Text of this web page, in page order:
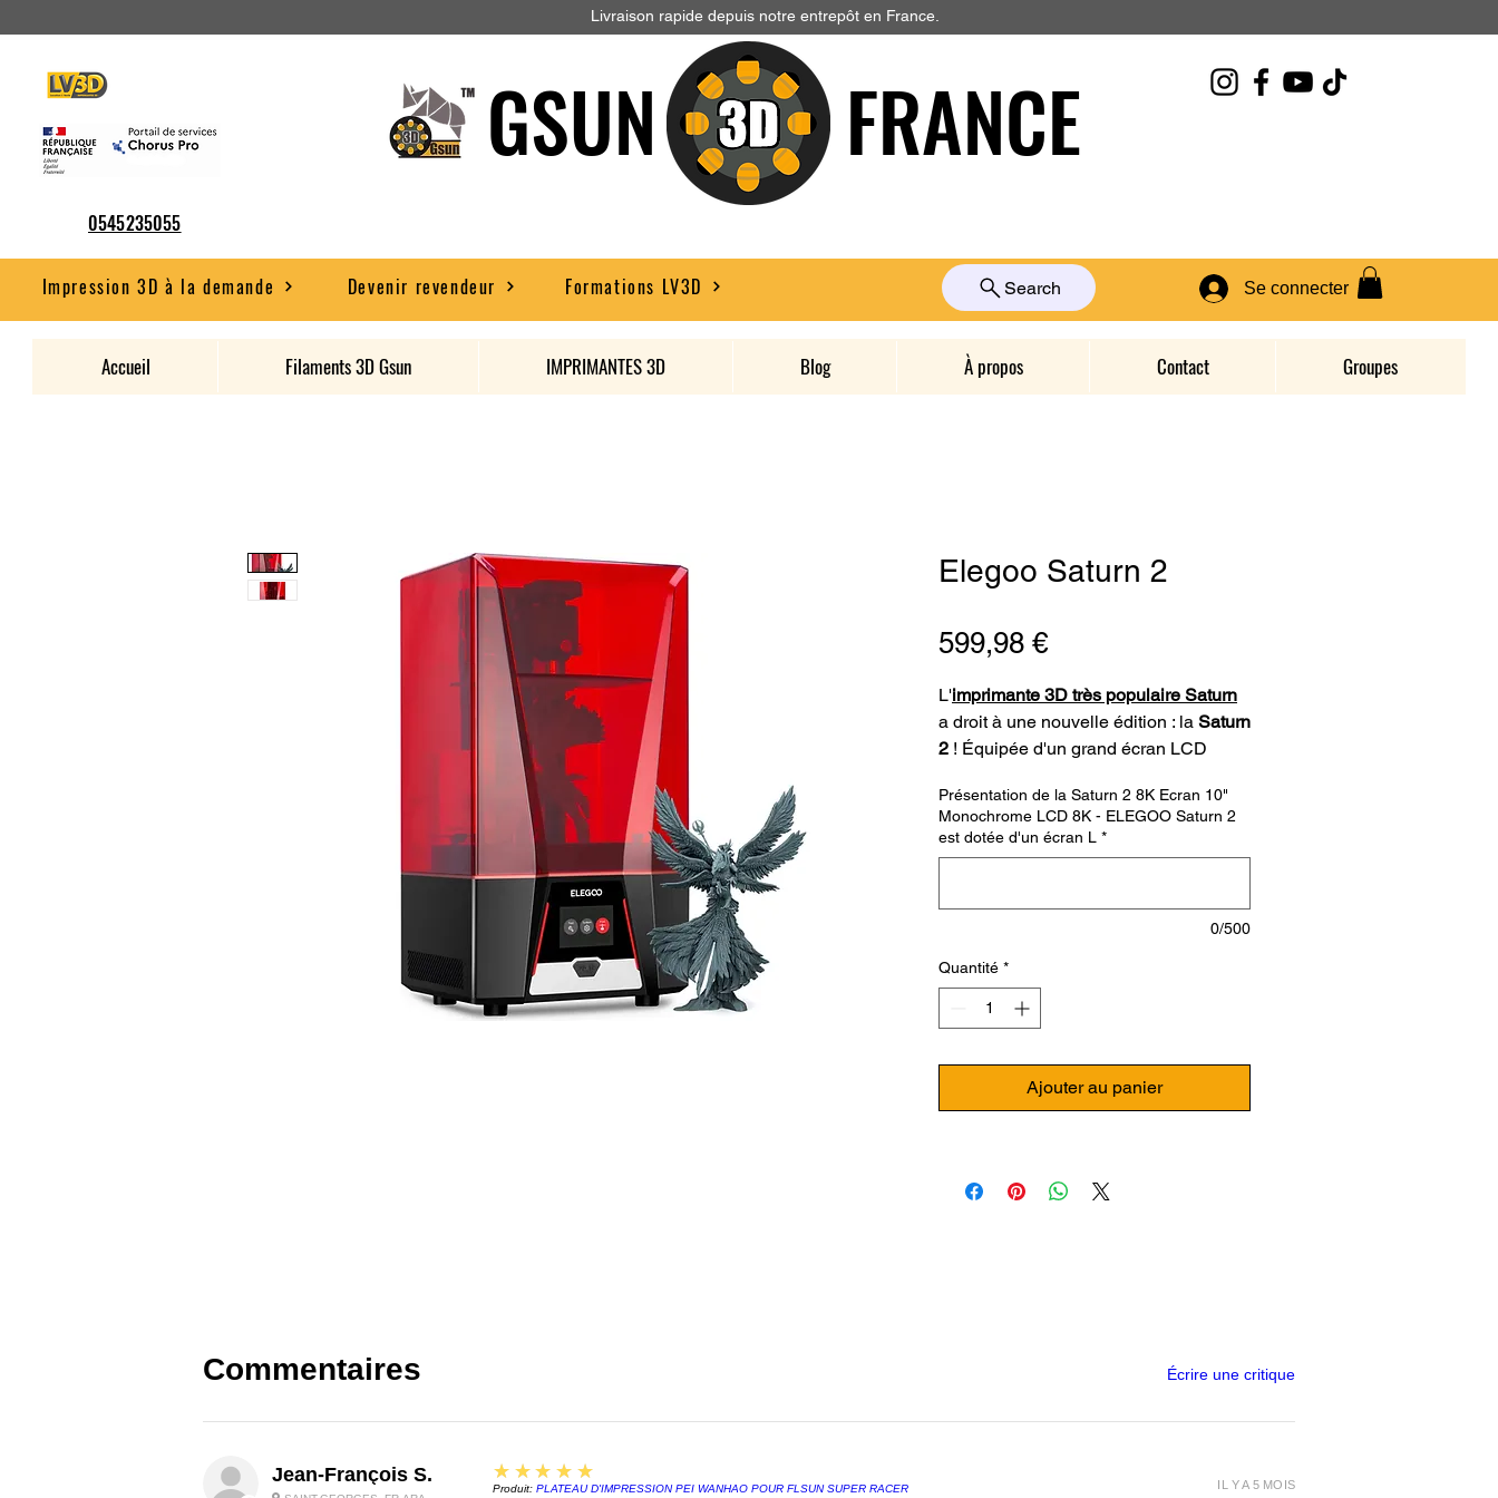
Livraison rapide depuis notre entrepôt en France.
0545235055
GSUN FRANCE
Impression 3D à la demande Devenir revendeur Formations LV3D Se connecter
Search
Accueil Filaments 3D Gsun IMPRIMANTES 3D Blog À propos Contact Groupes
Elegoo Saturn 2
599,98 €Prix
L'imprimante 3D très populaire Saturn
a droit à une nouvelle édition : la Saturn
2 ! Équipée d'un grand écran LCD
permet des impressions encore plus
grandes et plus précises. L'énorme
volume d'impression de cette
nécessaire pour des impressions grand
format.Nous allons vous présenté ici
les fonctionnalités de cette
3D résinetrès tecnique.
principales :
LCD monochrome 10" 8K
Source lumineuse matricielle avec
Elegoo Saturn 2: LCD monochrome 10"
Présentation de la Saturn 2 8K Ecran 10"
Monochrome LCD 8K - ELEGOO Saturn 2
est dotée d'un écran L *
0/500
Quantité *
Ajouter au panier
Commentaires Écrire une critique
Jean-François S. 5
★★★★★
Produit: PLATEAU D'IMPRESSION PEI WANHAO POUR FLSUN SUPER RACER IL Y A 5 MOIS